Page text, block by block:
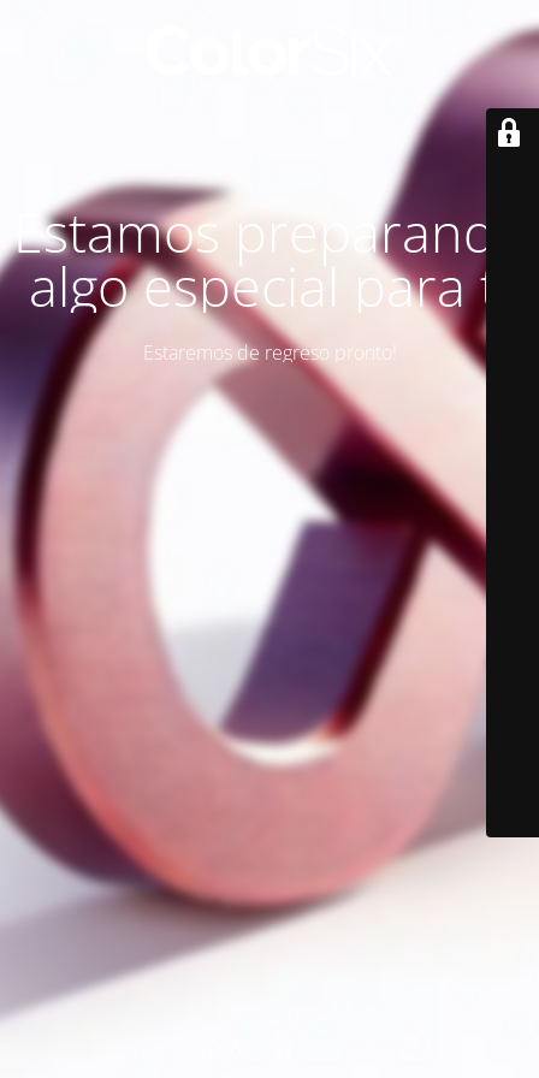
Estamos preparando
algo especial para ti
Estaremos de regreso pronto!